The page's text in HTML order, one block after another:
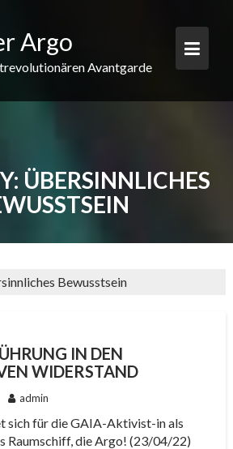
Argo
Avantgarde
ÜBERSINNLICHES
Bewusstsein
IN DEN
WIDERSTAND
admin
sich für die GAIA-Aktivist-in als
Raumschiff, die Argo! (23/04/22)